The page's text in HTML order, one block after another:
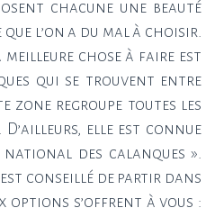
chacune une beauté
l’on a du mal à choisir.
meilleure chose à faire est
qui se trouvent entre
zone regroupe toutes les
elle est connue
des calanques ».
conseillé de partir dans
options s’offrent à vous :